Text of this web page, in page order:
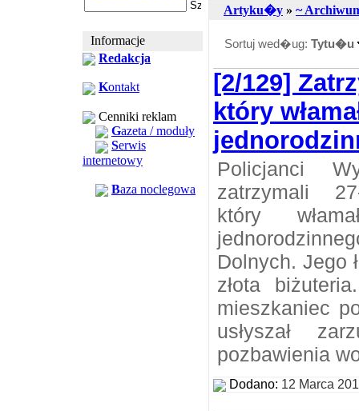
Informacje
Redakcja
Kontakt
Cenniki reklam
Gazeta / moduły
Serwis
internetowy
Baza noclegowa
Artyku�y » ~
Sortuj wed�ug: Tytu�u
[2/129]
który
Policjanci
zatrzymali
który
Dolnych. Jego
złota
mieszkaniec
usłyszał
pozbawienia
Dodano: 12 Marca